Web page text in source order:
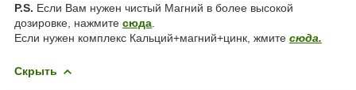
P.S. Если Вам нужен чистый Магний в более высокой
дозировке, нажмите сюда
Если нужен комплекс Кальций+магний+цинк, жмите сюда.
Скрыть